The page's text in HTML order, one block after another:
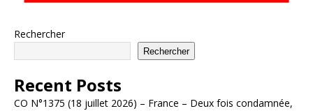
Rechercher
Rechercher
Recent Posts
CO N°1375 (18 juillet 2026) – France – Deux fois condamnée,